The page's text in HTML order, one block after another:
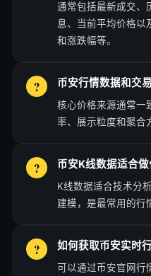
通常包括最新成交、
息、当前平均价格以
和涨跌幅等。
币安行情数据和交
核心价格来源通常一
率、展示粒度和聚合
币安K线数据适合做
K线数据适合技术分
建模，是最常用的行
如何获取币安实时
可以通过币安官网行